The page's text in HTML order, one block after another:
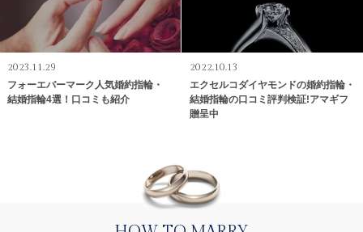
2023.11.29
フォーエバーマーク人気婚約指輪・
結婚指輪4選！口コミも紹介
2022.10.13
エクセルコダイヤモンドの婚約指輪・
結婚指輪の口コミ評判検証!アマギフ
贈呈中